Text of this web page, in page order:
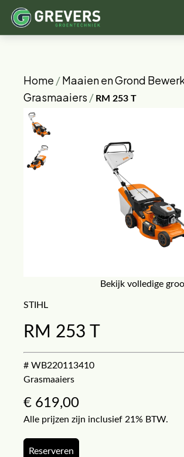
Home /Maaien en Grond
Grasmaaiers / RM 253 T
Bekijk volledige
STIHL
RM 253 T
# WB220113410
Grasmaaiers
€ 619,00
Alle prijzen zijn inclusief 21% BTW.
Reserveren